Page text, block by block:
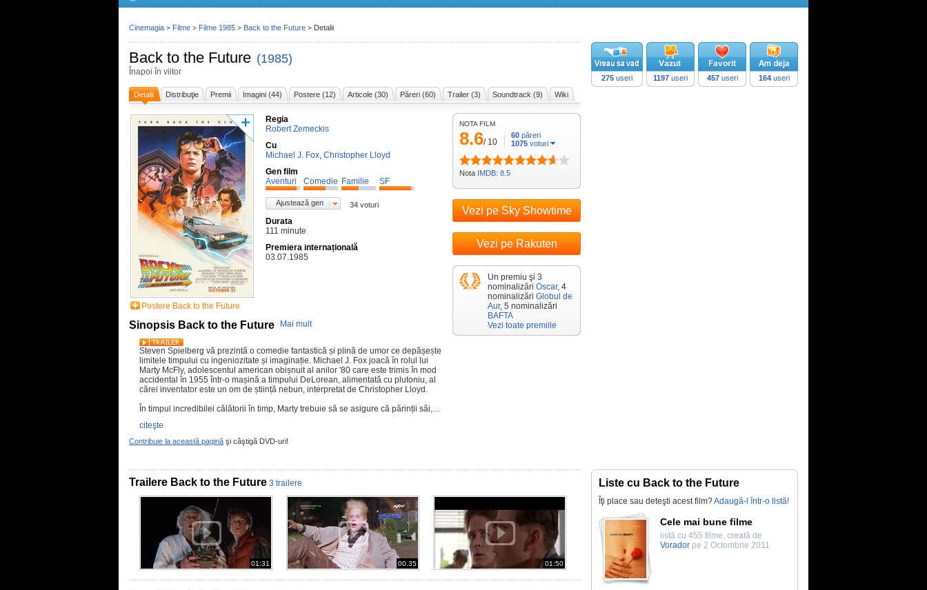
Back to the Future (1985)
Înapoi în viitor
Detalii Distribuţie Premii Imagini (44) Postere (12) Articole (30) Păreri (60) Trailer (3) Soundtrack (9) Wiki
Postere Back to the Future
Regia
Robert Zemeckis
Cu
Michael J. Fox, Christopher Lloyd
Gen film
Aventuri
Comedie Familie SF
Ajustează gen 34 voturi
Durata
111 minute
Premiera internațională
03.07.1985
Sinopsis Back to the Future Mai mult
Steven Spielberg vă prezintă o comedie fantastică și plină de umor ce depășește
limitele timpului cu ingeniozitate și imaginație. Michael J. Fox joacă în rolul lui
Marty McFly, adolescentul american obișnuit al anilor '80 care este trimis în mod
accidental în 1955 într-o mașină a timpului DeLorean, alimentată cu plutoniu, al
cărei inventator este un om de știință nebun, interpretat de Christopher Lloyd.
În timpul incredibilei călătorii în timp, Marty trebuie să se asigure că părinții săi,…
citeşte
Contribuie la această pagină şi câştigă DVD-uri!
NOTA FILM
8.6/ 10
60 păreri
1075 voturi
Nota IMDB: 8.5
Vezi pe Sky Showtime
Vezi pe Rakuten
Un premiu şi 3
nominalizări Oscar, 4
nominalizări Globul de
Aur, 5 nominalizări
BAFTA
Vezi toate premiile
275 useri 1197 useri 457useri 164useri
Trailere Back to the Future 3 trailere
01:31 00.35 01:50
Liste cu Back to the Future
Îţi place sau deteşti acest film?Adaugă-l într-o listă!
Cele mai bune filme
listă cu 455 filme, creată de
Vorador pe 2 Octombrie 2011
Cinemagia > Filme > Filme 1985 > Back to the Future > Detalii